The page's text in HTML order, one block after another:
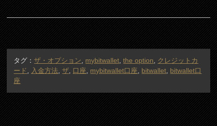
タグ：ザ・オプション mybitwallet ,the option
クレジットカ
ード
入金方法 ,ザ 口座 mybitwallet口座 bitwallet bitwallet口
座